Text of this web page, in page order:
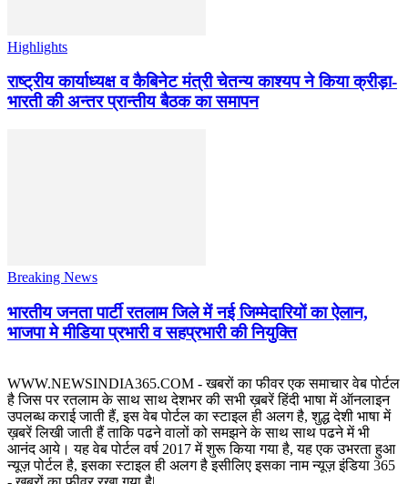
Highlights
राष्ट्रीय कार्याध्यक्ष व कैबिनेट मंत्री चेतन्य काश्यप ने किया क्रीड़ा-
भारती की अन्तर प्रान्तीय बैठक का समापन
Breaking News
भारतीय जनता पार्टी रतलाम जिले में नई जिम्मेदारियों का ऐलान,
भाजपा मे मीडिया प्रभारी व सहप्रभारी की नियुक्ति
WWW.NEWSINDIA365.COM - खबरों का फीवर एक समाचार वेब पोर्टल
है जिस पर रतलाम के साथ साथ देशभर की सभी ख़बरें हिंदी भाषा में ऑनलाइन
उपलब्ध कराई जाती हैं, इस वेब पोर्टल का स्टाइल ही अलग है, शुद्ध देशी भाषा में
ख़बरें लिखी जाती हैं ताकि पढने वालों को समझने के साथ साथ पढने में भी
आनंद आये। यह वेब पोर्टल वर्ष 2017 में शुरू किया गया है, यह एक उभरता हुआ
न्यूज़ पोर्टल है, इसका स्टाइल ही अलग है इसीलिए इसका नाम न्यूज़ इंडिया 365